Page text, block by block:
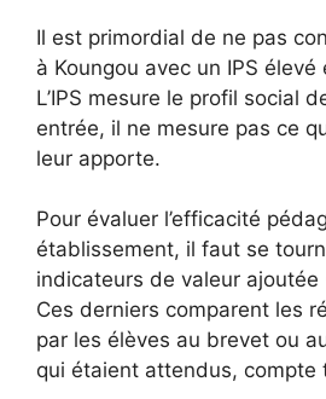
Il est primordial de ne pas
à Koungou avec un IPS élevé
L’IPS mesure le profil social
entrée, il ne mesure pas ce
leur apporte.
Pour évaluer l’efficacité
établissement, il faut se
indicateurs de valeur ajoutée
Ces derniers comparent les
par les élèves au brevet ou
qui étaient attendus, compte